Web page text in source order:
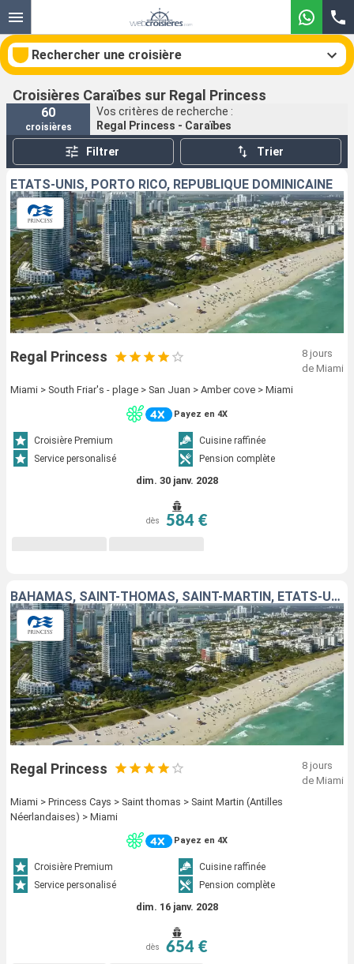
Rechercher une croisière
Nos destinations
Mois de départ
Ports Compagnies
Rechercher
Croisières Caraïbes sur Regal Princess
60
croisières
Vos critères de recherche :
Regal Princess - Caraïbes
Filtrer Trier
ÉTATS-UNIS, PORTO RICO, RÉPUBLIQUE DOMINICAINE
Regal Princess
8 jours
de Miami
Miami > South Friar's - plage > San Juan > Amber cove > Miami
Payez en 4X
Croisière Premium
Cuisine raffinée
Service personalisé
Pension complète
dim. 30 janv. 2028
dès 584 €
BAHAMAS, SAINT-THOMAS, SAINT-MARTIN, ÉTATS-UNIS
Regal Princess
8 jours
de Miami
Miami > Princess Cays > Saint thomas > Saint Martin (Antilles
Néerlandaises) > Miami
Payez en 4X
Croisière Premium
Cuisine raffinée
Service personalisé
Pension complète
dim. 16 janv. 2028
dès 654 €